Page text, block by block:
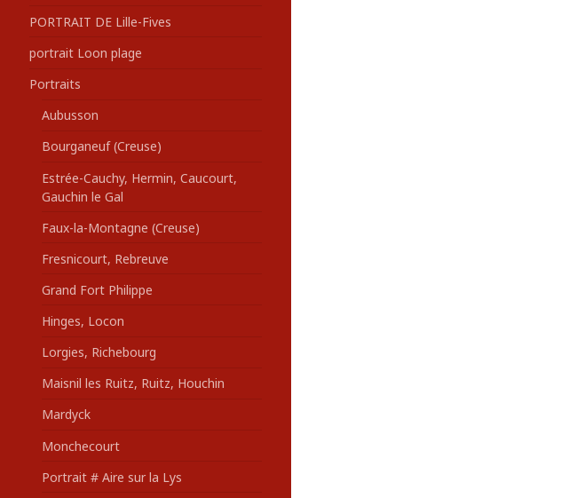
PORTRAIT DE Lille-Fives
portrait Loon plage
Portraits
Aubusson
Bourganeuf (Creuse)
Estrée-Cauchy, Hermin, Caucourt,
Gauchin le Gal
Faux-la-Montagne (Creuse)
Fresnicourt, Rebreuve
Grand Fort Philippe
Hinges, Locon
Lorgies, Richebourg
Maisnil les Ruitz, Ruitz, Houchin
Mardyck
Monchecourt
Portrait # Aire sur la Lys